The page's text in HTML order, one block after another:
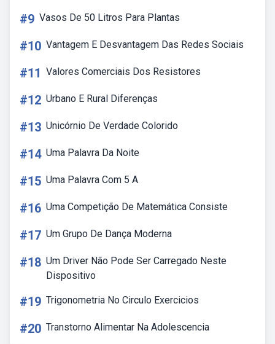
#9 Vasos De 50 Litros Para Plantas
#10 Vantagem E Desvantagem Das Redes Sociais
#11 Valores Comerciais Dos Resistores
#12 Urbano E Rural Diferenças
#13 Unicórnio De Verdade Colorido
#14 Uma Palavra Da Noite
#15 Uma Palavra Com 5 A
#16 Uma Competição De Matemática Consiste
#17 Um Grupo De Dança Moderna
#18 Um Driver Não Pode Ser Carregado Neste
Dispositivo
#19 Trigonometria No Circulo Exercicios
#20 Transtorno Alimentar Na Adolescencia